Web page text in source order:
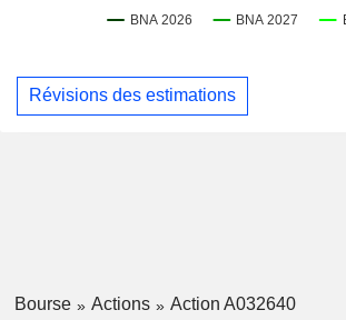
Révisions des estimations
Bourse Actions Action A032640